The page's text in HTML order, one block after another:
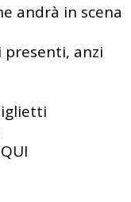
andrà in scena
anzi